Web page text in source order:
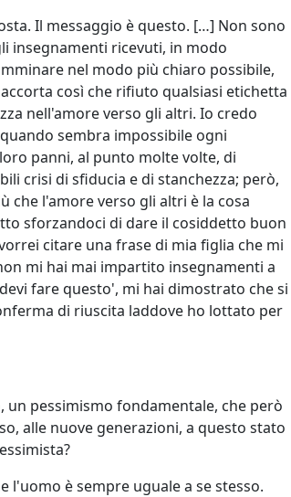
Il messaggio è questo. […] Non sono
insegnamenti ricevuti, in modo
nel modo più chiaro possibile,
così che rifiuto qualsiasi etichetta
nell'amore verso gli altri. Io credo
sembra impossibile ogni
panni, al punto molte volte, di
crisi di sfiducia e di stanchezza; però,
che l'amore verso gli altri è la cosa
sforzandoci di dare il cosiddetto buon
citare una frase di mia figlia che mi
mi hai mai impartito insegnamenti a
fare questo', mi hai dimostrato che si
di riuscita laddove ho lottato per
un pessimismo fondamentale, che però
alle nuove generazioni, a questo stato
l'uomo è sempre uguale a se stesso.